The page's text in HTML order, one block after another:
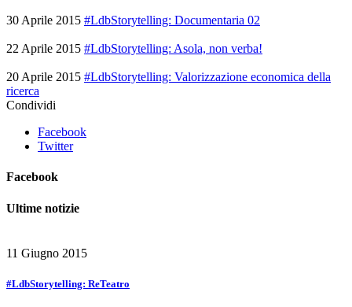
30 Aprile 2015 #LdbStorytelling: Documentaria 02
22 Aprile 2015 #LdbStorytelling: Asola, non verba!
20 Aprile 2015 #LdbStorytelling: Valorizzazione economica della
ricerca
Condividi
Facebook
Twitter
Facebook
Ultime notizie
11 Giugno 2015
#LdbStorytelling: ReTeatro